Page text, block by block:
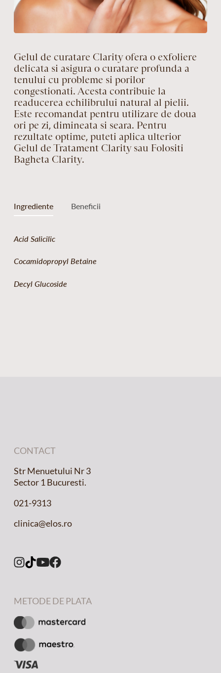
Gelul de curatare Clarity ofera o exfoliere
delicata si asigura o curatare profunda a
tenului cu probleme si porilor
congestionati. Acesta contribuie la
readucerea echilibrului natural al pielii.
Este recomandat pentru utilizare de doua
ori pe zi, dimineata si seara. Pentru
rezultate optime, puteti aplica ulterior
Gelul de Tratament Clarity sau Folositi
Bagheta Clarity.
Ingrediente Beneficii
Acid Salicilic
Cocamidopropyl Betaine
Decyl Glucoside
CONTACT
Str Menuetului Nr 3
Sector 1 Bucuresti.
021-9313
clinica@elos.ro
METODE DE PLATA